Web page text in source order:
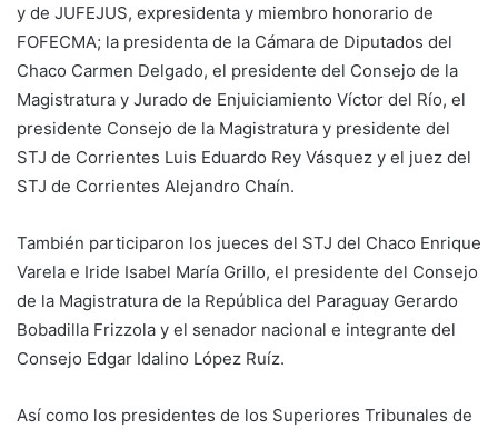
y de JUFEJUS, expresidenta y miembro honorario de
FOFECMA; la presidenta de la Cámara de Diputados del
Chaco Carmen Delgado, el presidente del Consejo de la
Magistratura y Jurado de Enjuiciamiento Víctor del Río, el
presidente Consejo de la Magistratura y presidente del
STJ de Corrientes Luis Eduardo Rey Vásquez y el juez del
STJ de Corrientes Alejandro Chaín.
También participaron los jueces del STJ del Chaco Enrique
Varela e Iride Isabel María Grillo, el presidente del Consejo
de la Magistratura de la República del Paraguay Gerardo
Bobadilla Frizzola y el senador nacional e integrante del
Consejo Edgar Idalino López Ruíz.
Así como los presidentes de los Superiores Tribunales de